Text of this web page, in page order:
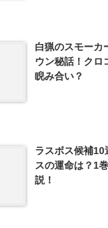
白猟のスモーカ
ウン秘話！クロ
睨み合い？
ラスボス候補10
スの運命は？1
説！